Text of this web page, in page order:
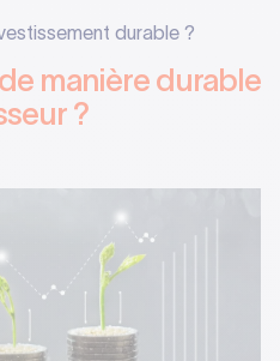
durable ?
manière durable
?